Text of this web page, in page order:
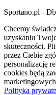
Sportano.pl -
Chcemy
uzyskaniu
skuteczności.
przez Ciebie
personalizację
cookies będą
Polityka